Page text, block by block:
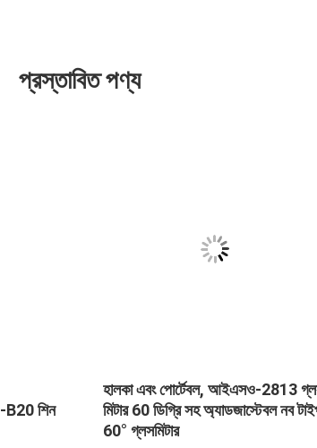
প্রস্তাবিত পণ্য
হালকা এবং পোর্টেবল, আইএসও-2813 গ্লস
মিটার 60 ডিগ্রি সহ অ্যাডজাস্টেবল নব টাইপ
60° গ্লসমিটার